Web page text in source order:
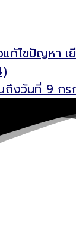
ก้ไขปัญหา
งวันที่ 9 ก